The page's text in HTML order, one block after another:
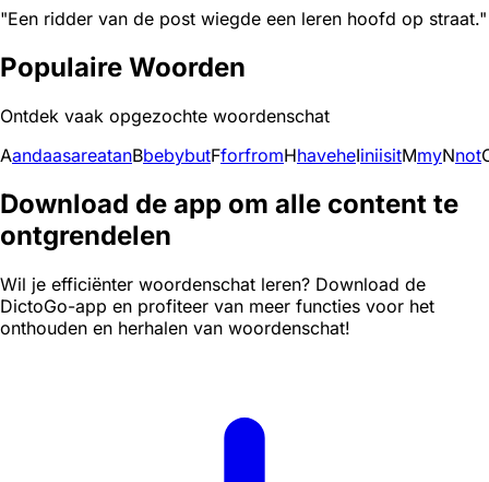
"Een ridder van de post wiegde een leren hoofd op straat."
Populaire Woorden
Ontdek vaak opgezochte woordenschat
AandaasareatanBbebybutFforfromHhaveheIiniisitMmyNnot
Download de app om alle content te
ontgrendelen
Wil je efficiënter woordenschat leren? Download de
DictoGo-app en profiteer van meer functies voor het
onthouden en herhalen van woordenschat!